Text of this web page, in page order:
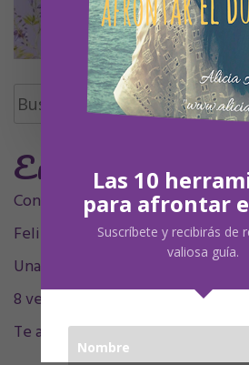
Buscar:
Entradas
Contigo siempre, siempre en mí,
Feliz Undécimo cumpleaños,
Una decada sintigo
8 velitas, 9 plumitas
Te acompaño en el sentimiento
Las 10
para afrontar
Suscríbete y recibirás de
valiosa guía.